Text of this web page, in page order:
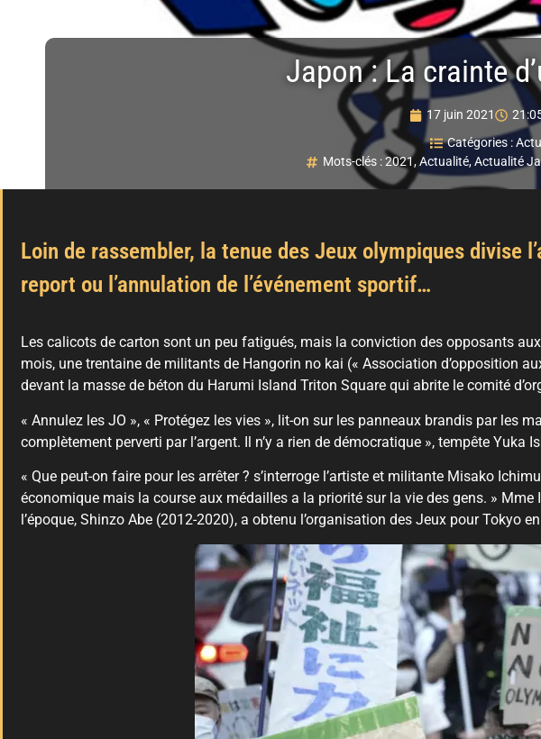
Japon : La crainte
17 juin 2021
Catégories :
Mots-clés :2021,Actualité,Actualité
Loin de rassembler, la tenue des Jeux olympiques divise
report ou l’annulation de l’événement sportif…
Les calicots de carton sont un peu fatigués, mais la conviction des opposants
mois, une trentaine de militants de Hangorin no kai (« Association d’opposition
devant la masse de béton du Harumi Island Triton Square qui abrite le comité
« Annulez les JO », « Protégez les vies », lit-on sur les panneaux brandis par les
complètement perverti par l’argent. Il n’y a rien de démocratique », tempête Yuka
« Que peut-on faire pour les arrêter ? s’interroge l’artiste et militante Misako
économique mais la course aux médailles a la priorité sur la vie des gens. »
l’époque, Shinzo Abe (2012-2020), a obtenu l’organisation des Jeux pour Tokyo